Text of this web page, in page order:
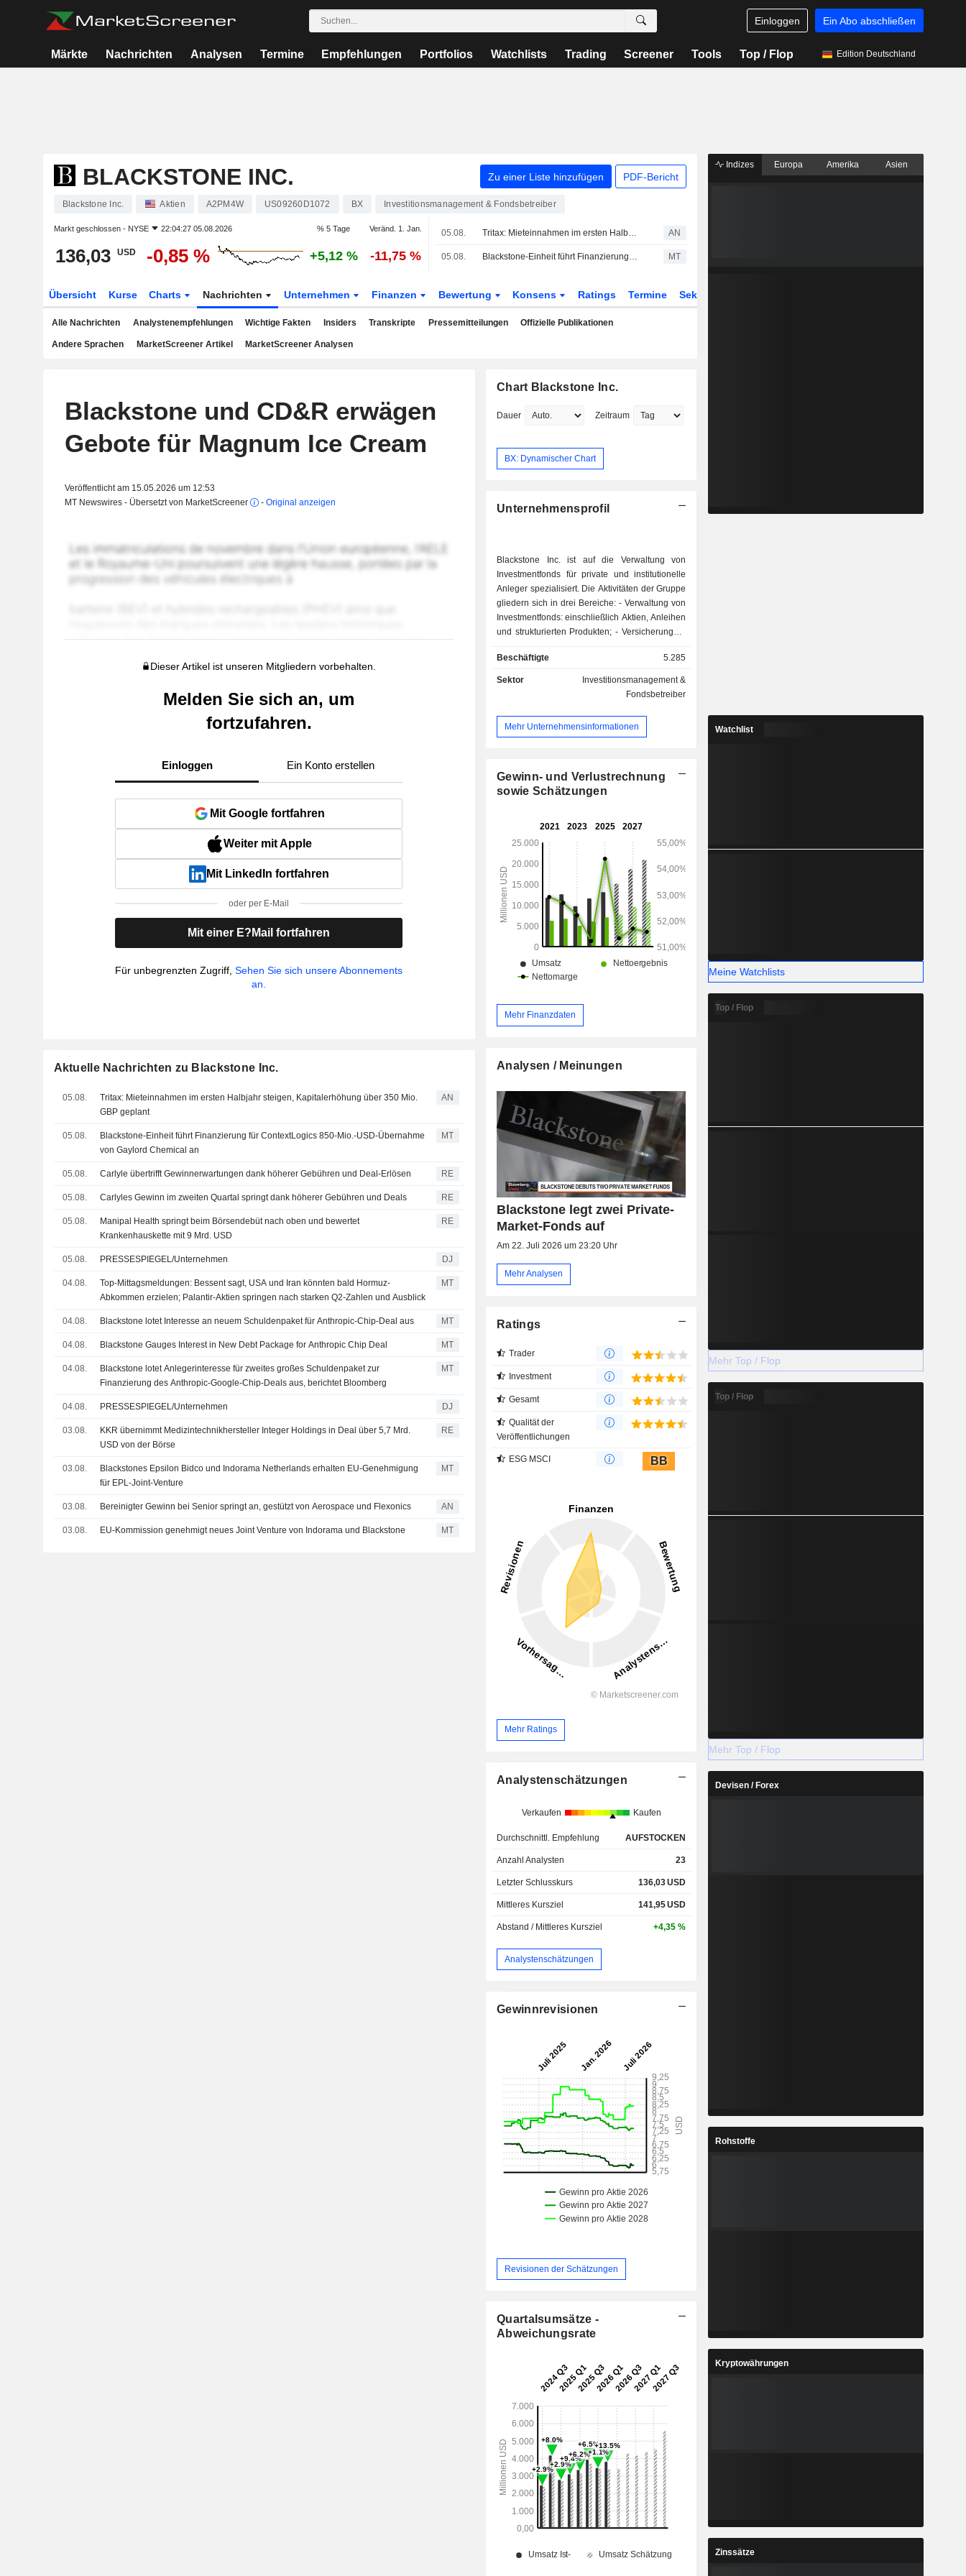
Einloggen Ein Abo abschließen
Märkte Nachrichten Analysen Termine Empfehlungen Portfolios Watchlists Trading Screener Tools Top / Flop Edition Deutschland
BLACKSTONE INC. Zu einer Liste hinzufügen PDF-Bericht
Blackstone Inc. Aktien A2PM4W US09260D1072 BX Investitionsmanagement & Fondsbetreiber
Markt geschlossen - NYSE 22:04:27 05.08.2026 % 5 Tage Veränd. 1. Jan.
136,03 USD -0,85 % +5,12 % -11,75 %
05.08. Tritax: Mieteinnahmen im ersten Halbjahr steigen, Kapitalerhöhung über 350 Mio. GBP geplant AN
05.08. Blackstone-Einheit führt Finanzierung für ContextLogics 850-Mio.-USD-Übernahme von Gaylord Chemical an MT
Übersicht Kurse Charts Nachrichten Unternehmen Finanzen Bewertung Konsens Ratings Termine Sektor
Alle Nachrichten Analystenempfehlungen Wichtige Fakten Insiders Transkripte Pressemitteilungen Offizielle Publikationen
Andere Sprachen MarketScreener Artikel MarketScreener Analysen
Blackstone und CD&R erwägen
Gebote für Magnum Ice Cream
Veröffentlicht am 15.05.2026 um 12:53
MT Newswires - Übersetzt von MarketScreener
- Original anzeigen
Dieser Artikel ist unseren Mitgliedern vorbehalten.
Melden Sie sich an, um
fortzufahren.
Einloggen Ein Konto erstellen
Mit Google fortfahren
Weiter mit Apple
Mit LinkedIn fortfahren
oder per E-Mail
Mit einer E?Mail fortfahren
Für unbegrenzten Zugriff,Sehen Sie sich unsere Abonnements
an.
Aktuelle Nachrichten zu Blackstone Inc.
05.08.
Tritax: Mieteinnahmen im ersten Halbjahr steigen, Kapitalerhöhung über 350 Mio.
GBP geplant
AN
05.08.
Blackstone-Einheit führt Finanzierung für ContextLogics 850-Mio.-USD-Übernahme
von Gaylord Chemical an
MT
05.08. Carlyle übertrifft Gewinnerwartungen dank höherer Gebühren und Deal-Erlösen RE
05.08. Carlyles Gewinn im zweiten Quartal springt dank höherer Gebühren und Deals RE
05.08.
Manipal Health springt beim Börsendebüt nach oben und bewertet
Krankenhauskette mit 9 Mrd. USD
RE
05.08. PRESSESPIEGEL/Unternehmen DJ
04.08.
Top-Mittagsmeldungen: Bessent sagt, USA und Iran könnten bald Hormuz-
Abkommen erzielen; Palantir-Aktien springen nach starken Q2-Zahlen und Ausblick
MT
04.08. Blackstone lotet Interesse an neuem Schuldenpaket für Anthropic-Chip-Deal aus MT
04.08. Blackstone Gauges Interest in New Debt Package for Anthropic Chip Deal MT
04.08.
Blackstone lotet Anlegerinteresse für zweites großes Schuldenpaket zur
Finanzierung des Anthropic-Google-Chip-Deals aus, berichtet Bloomberg
MT
04.08. PRESSESPIEGEL/Unternehmen DJ
03.08.
KKR übernimmt Medizintechnikhersteller Integer Holdings in Deal über 5,7 Mrd.
USD von der Börse
RE
03.08.
Blackstones Epsilon Bidco und Indorama Netherlands erhalten EU-Genehmigung
für EPL-Joint-Venture
MT
03.08. Bereinigter Gewinn bei Senior springt an, gestützt von Aerospace und Flexonics AN
03.08. EU-Kommission genehmigt neues Joint Venture von Indorama und Blackstone MT
Chart Blackstone Inc.
Dauer Zeitraum
BX: Dynamischer Chart
Unternehmensprofil
Blackstone Inc. ist auf die Verwaltung von
Investmentfonds für private und institutionelle
Anleger spezialisiert. Die Aktivitäten der Gruppe
gliedern sich in drei Bereiche: - Verwaltung von
Investmentfonds: einschließlich Aktien, Anleihen
und strukturierten Produkten; - Versicherungen:
Lebensversicherungen,
Krankenversicherungen, Kapitalversicherungen
Vermögenswerte in Höhe von 1.274,9 Milliarden
US-Dollar.
Beschäftigte 5.285
Sektor
Investitionsmanagement &
Fondsbetreiber
Mehr Unternehmensinformationen
Gewinn- und Verlustrechnung
sowie Schätzungen
Mehr Finanzdaten
Analysen / Meinungen
Blackstone legt zwei Private-
Market-Fonds auf
Am 22. Juli 2026 um 23:20 Uhr
Mehr Analysen
Ratings
Trader
Investment
Gesamt
Qualität der
Veröffentlichungen
ESG MSCI BB
Mehr Ratings
Analystenschätzungen
Verkaufen Kaufen
Durchschnittl. Empfehlung AUFSTOCKEN
Anzahl Analysten 23
Letzter Schlusskurs 136,03USD
Mittleres Kursziel 141,95USD
Abstand / Mittleres Kursziel +4,35 %
Analystenschätzungen
Gewinnrevisionen
Revisionen der Schätzungen
Quartalsumsätze -
Abweichungsrate
Indizes Europa Amerika Asien
Watchlist
Meine Watchlists
Top / Flop
Mehr Top / Flop
Top / Flop
Mehr Top / Flop
Devisen / Forex
Rohstoffe
Kryptowährungen
Zinssätze